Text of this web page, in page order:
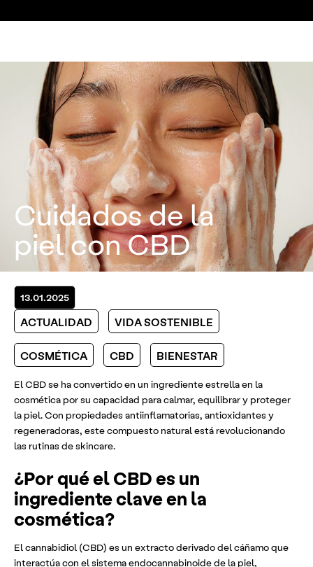
Cuidados de la
piel con CBD
13.01.2025
ACTUALIDAD VIDA SOSTENIBLE
COSMÉTICA CBD BIENESTAR
El CBD se ha convertido en un ingrediente estrella en la
cosmética por su capacidad para calmar, equilibrar y proteger
la piel. Con propiedades antiinflamatorias, antioxidantes y
regeneradoras, este compuesto natural está revolucionando
las rutinas de skincare.
¿Por qué el CBD es un
ingrediente clave en la
cosmética?
El cannabidiol (CBD) es un extracto derivado del cáñamo que
interactúa con el sistema endocannabinoide de la piel,